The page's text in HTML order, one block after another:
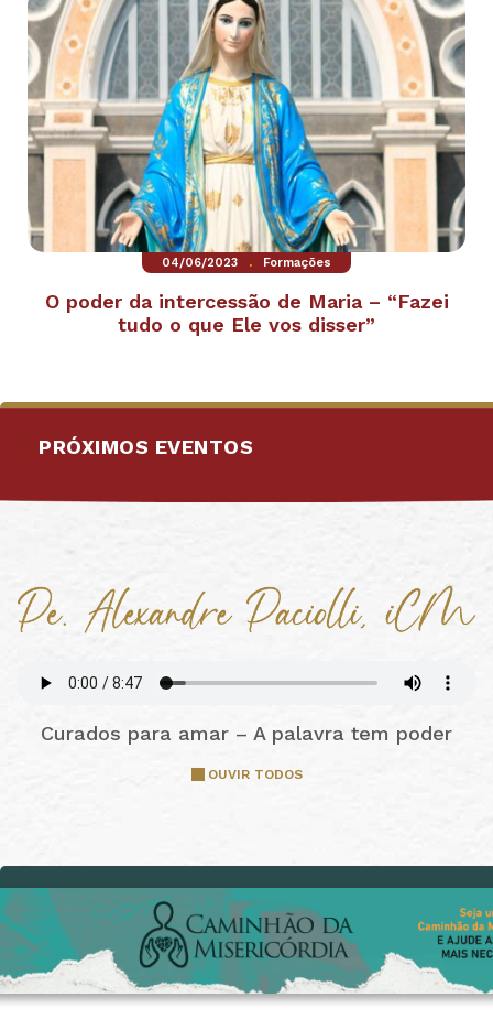
04/06/2023 . Formações
O poder da intercessão de Maria – “Fazei
tudo o que Ele vos disser”
PRÓXIMOS EVENTOS
Curados para amar – A palavra tem poder
OUVIR TODOS